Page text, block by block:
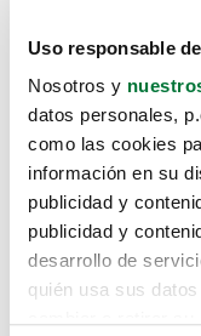
Uso responsable
Nosotros y
datos personales,
como las cookies
información en su
publicidad y
publicidad y
desarrollo de
quién usa sus
Lo
te hemos
Pero puedes
buscando en